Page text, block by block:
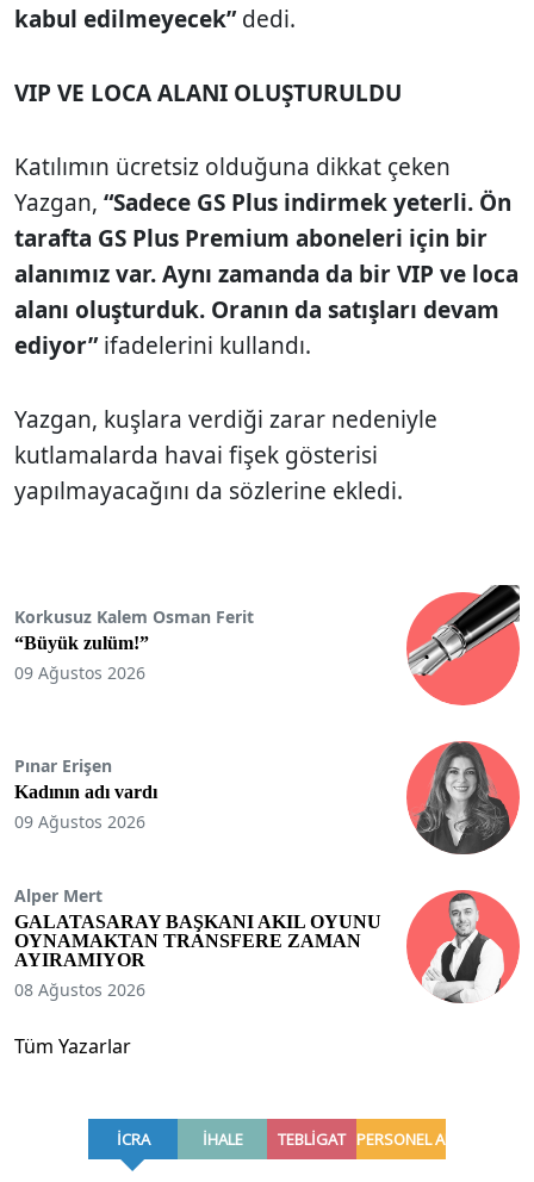
kabul edilmeyecek”dedi.
VIP VE LOCA ALANI OLUŞTURULDU
Katılımın ücretsiz olduğuna dikkat çeken
Yazgan, “Sadece GS Plus indirmek yeterli. Ön
tarafta GS Plus Premium aboneleri için bir
alanımız var. Aynı zamanda da bir VIP ve loca
alanı oluşturduk. Oranın da satışları devam
ediyor”ifadelerini kullandı.
Yazgan, kuşlara verdiği zarar nedeniyle
kutlamalarda havai fişek gösterisi
yapılmayacağını da sözlerine ekledi.
Korkusuz Kalem Osman Ferit
“Büyük zulüm!”
09 Ağustos 2026
Pınar Erişen
Kadının adı vardı
09 Ağustos 2026
Alper Mert
GALATASARAY BAŞKANI AKIL OYUNU
OYNAMAKTAN TRANSFERE ZAMAN
AYIRAMIYOR
08 Ağustos 2026
Tüm Yazarlar